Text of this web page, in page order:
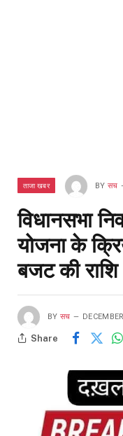
ताजा खबर BY सच
विधानसभा
योजना के
बजट की
BY सच
Share